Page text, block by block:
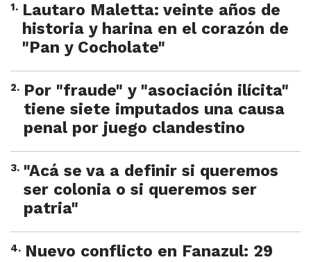
1. Lautaro Maletta: veinte años de
historia y harina en el corazón de
"Pan y Cocholate"
2. Por "fraude" y "asociación ilícita"
tiene siete imputados una causa
penal por juego clandestino
3. "Acá se va a definir si queremos
ser colonia o si queremos ser
patria"
4. Nuevo conflicto en Fanazul: 29